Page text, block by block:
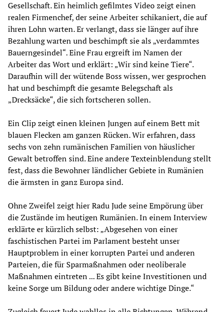
Gesellschaft. Ein heimlich gefilmtes Video zeigt einen
realen Firmenchef, der seine Arbeiter schikaniert, die auf
ihren Lohn warten. Er verlangt, dass sie länger auf ihre
Bezahlung warten und beschimpft sie als „verdammtes
Bauerngesindel“. Eine Frau ergreift im Namen der
Arbeiter das Wort und erklärt: „Wir sind keine Tiere“.
Daraufhin will der wütende Boss wissen, wer gesprochen
hat und beschimpft die gesamte Belegschaft als
„Drecksäcke“, die sich fortscheren sollen.
Ein Clip zeigt einen kleinen Jungen auf einem Bett mit
blauen Flecken am ganzen Rücken. Wir erfahren, dass
sechs von zehn rumänischen Familien von häuslicher
Gewalt betroffen sind. Eine andere Texteinblendung stellt
fest, dass die Bewohner ländlicher Gebiete in Rumänien
die ärmsten in ganz Europa sind.
Ohne Zweifel zeigt hier Radu Jude seine Empörung über
die Zustände im heutigen Rumänien. In einem Interview
erklärte er kürzlich selbst: „Abgesehen von einer
faschistischen Partei im Parlament besteht unser
Hauptproblem in einer korrupten Partei und anderen
Parteien, die für Sparmaßnahmen oder neoliberale
Maßnahmen eintreten ... Es gibt keine Investitionen und
keine Sorge um Bildung oder andere wichtige Dinge.“